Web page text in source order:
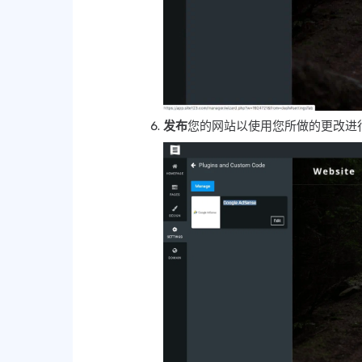
发布您的网站以使用您所做的更改进